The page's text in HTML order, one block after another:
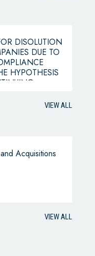
DISOLUTION
DUE TO
HYPOTHESIS
VIEW ALL
Acquisitions
VIEW ALL